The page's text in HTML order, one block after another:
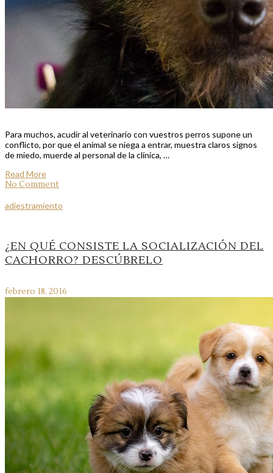
Para muchos, acudir al veterinario con vuestros perros supone un
conflicto, por que el animal se niega a entrar, muestra claros signos
de miedo, muerde al personal de la clínica, …
Read More
No Comment
adiestramiento
¿EN QUÉ CONSISTE LA SOCIALIZACIÓN DEL
CACHORRO? DESCÚBRELO
febrero 18, 2016